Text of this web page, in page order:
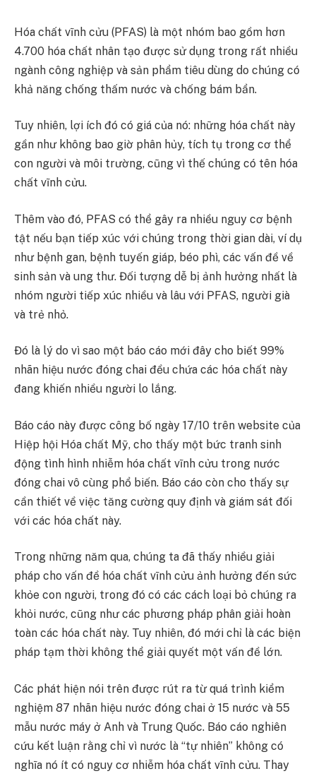
Hóa chất vĩnh cửu (PFAS) là một nhóm bao gồm hơn
4.700 hóa chất nhân tạo được sử dụng trong rất nhiều
ngành công nghiệp và sản phẩm tiêu dùng do chúng có
khả năng chống thấm nước và chống bám bẩn.
Tuy nhiên, lợi ích đó có giá của nó: những hóa chất này
gần như không bao giờ phân hủy, tích tụ trong cơ thể
con người và môi trường, cũng vì thế chúng có tên hóa
chất vĩnh cửu.
Thêm vào đó, PFAS có thể gây ra nhiều nguy cơ bệnh
tật nếu bạn tiếp xúc với chúng trong thời gian dài, ví dụ
như bệnh gan, bệnh tuyến giáp, béo phì, các vấn đề về
sinh sản và ung thư. Đối tượng dễ bị ảnh hưởng nhất là
nhóm người tiếp xúc nhiều và lâu với PFAS, người già
và trẻ nhỏ.
Đó là lý do vì sao một báo cáo mới đây cho biết 99%
nhãn hiệu nước đóng chai đều chứa các hóa chất này
đang khiến nhiều người lo lắng.
Báo cáo này được công bố ngày 17/10 trên website của
Hiệp hội Hóa chất Mỹ, cho thấy một bức tranh sinh
động tình hình nhiễm hóa chất vĩnh cửu trong nước
đóng chai vô cùng phổ biến. Báo cáo còn cho thấy sự
cần thiết về việc tăng cường quy định và giám sát đối
với các hóa chất này.
Trong những năm qua, chúng ta đã thấy nhiều giải
pháp cho vấn đề hóa chất vĩnh cửu ảnh hưởng đến sức
khỏe con người, trong đó có các cách loại bỏ chúng ra
khỏi nước, cũng như các phương pháp phân giải hoàn
toàn các hóa chất này. Tuy nhiên, đó mới chỉ là các biện
pháp tạm thời không thể giải quyết một vấn đề lớn.
Các phát hiện nói trên được rút ra từ quá trình kiểm
nghiệm 87 nhãn hiệu nước đóng chai ở 15 nước và 55
mẫu nước máy ở Anh và Trung Quốc. Báo cáo nghiên
cứu kết luận rằng chỉ vì nước là “tự nhiên” không có
nghĩa nó ít có nguy cơ nhiễm hóa chất vĩnh cửu. Thay